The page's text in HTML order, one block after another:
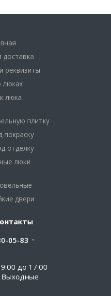
доставка
реквизиты
люках
люка
плитку
покраску
отделку
люки
двери
05-83
до 17:00
Выходные